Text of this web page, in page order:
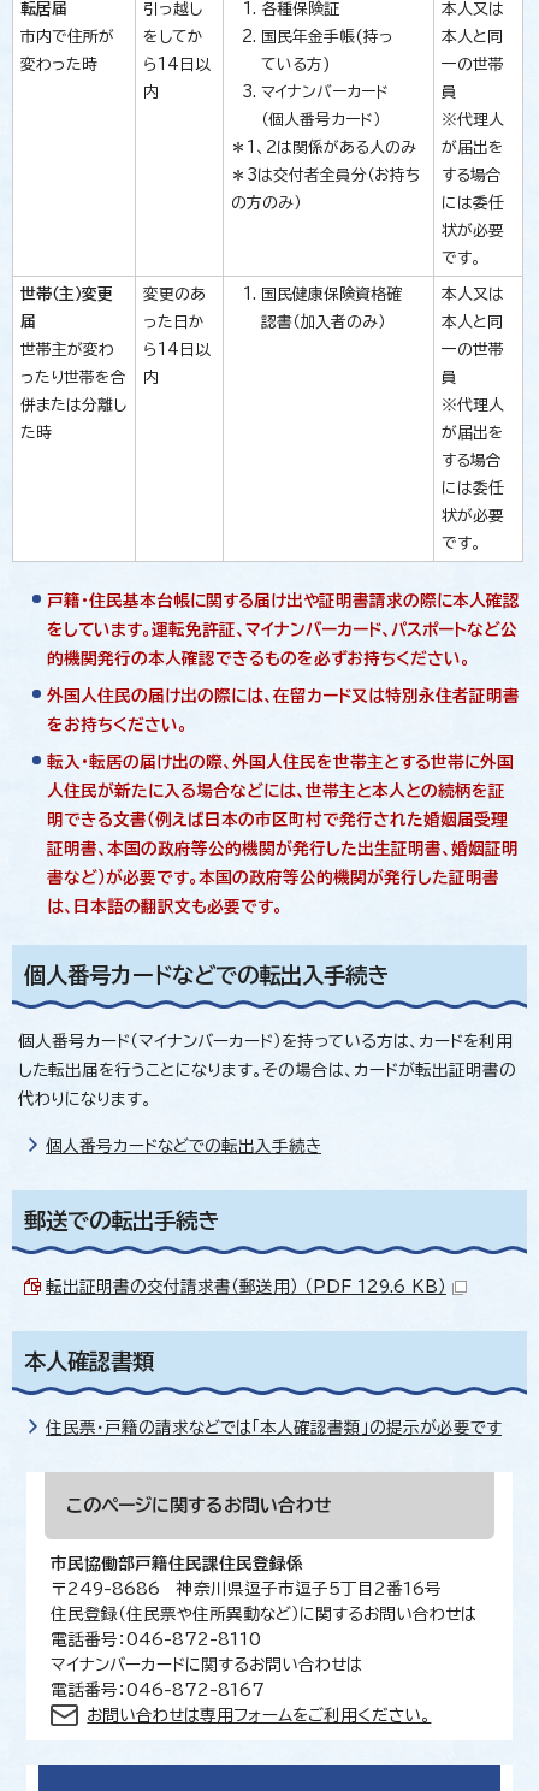
転居届
市内で住所が
変わった時
引っ越し
をしてか
ら14日以
内
各種保険証
国民年金手帳(持っ
ている方)
マイナンバーカード
（個人番号カード）
＊1、2は関係がある人のみ
＊3は交付者全員分（お持ち
の方のみ）
本人又は
本人と同
一の世帯
員
※代理人
が届出を
する場合
には委任
状が必要
です。
世帯（主）変更
届
世帯主が変わ
ったり世帯を合
併または分離し
た時
変更のあ
った日か
ら14日以
内
国民健康保険資格確
認書（加入者のみ）
本人又は
本人と同
一の世帯
員
※代理人
が届出を
する場合
には委任
状が必要
です。
戸籍・住民基本台帳に関する届け出や証明書請求の際に本人確認
をしています。運転免許証、マイナンバーカード、パスポートなど公
的機関発行の本人確認できるものを必ずお持ちください。
外国人住民の届け出の際には、在留カード又は特別永住者証明書
をお持ちください。
転入・転居の届け出の際、外国人住民を世帯主とする世帯に外国
人住民が新たに入る場合などには、世帯主と本人との続柄を証
明できる文書（例えば日本の市区町村で発行された婚姻届受理
証明書、本国の政府等公的機関が発行した出生証明書、婚姻証明
書など）が必要です。本国の政府等公的機関が発行した証明書
は、日本語の翻訳文も必要です。
個人番号カードなどでの転出入手続き
個人番号カード（マイナンバーカード）を持っている方は、カードを利用
した転出届を行うことになります。その場合は、カードが転出証明書の
代わりになります。
個人番号カードなどでの転出入手続き
郵送での転出手続き
転出証明書の交付請求書（郵送用） （PDF 129.6 KB）
本人確認書類
住民票・戸籍の請求などでは「本人確認書類」の提示が必要です
このページに関する お問い合わせ
市民協働部戸籍住民課住民登録係
〒249-8686 神奈川県逗子市逗子5丁目2番16号
住民登録（住民票や住所異動など）に関するお問い合わせは
電話番号：046-872-8110
マイナンバーカードに関するお問い合わせは
電話番号：046-872-8167
お問い合わせは専用フォームをご利用ください。